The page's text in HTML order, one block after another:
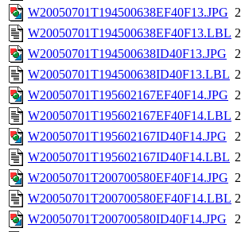
W20050701T194500638EF40F13.JPG
W20050701T194500638EF40F13.LBL
W20050701T194500638ID40F13.JPG
W20050701T194500638ID40F13.LBL
W20050701T195602167EF40F14.JPG
W20050701T195602167EF40F14.LBL
W20050701T195602167ID40F14.JPG
W20050701T195602167ID40F14.LBL
W20050701T200700580EF40F14.JPG
W20050701T200700580EF40F14.LBL
W20050701T200700580ID40F14.JPG